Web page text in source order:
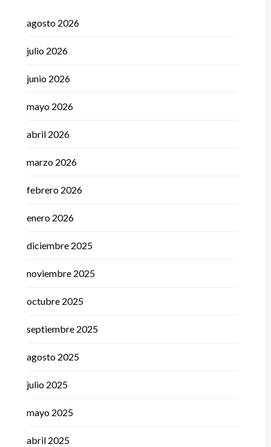
agosto 2026
julio 2026
junio 2026
mayo 2026
abril 2026
marzo 2026
febrero 2026
enero 2026
diciembre 2025
noviembre 2025
octubre 2025
septiembre 2025
agosto 2025
julio 2025
mayo 2025
abril 2025